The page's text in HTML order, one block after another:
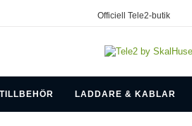
Officiell Tele2-butik
LADDARE & KABLAR